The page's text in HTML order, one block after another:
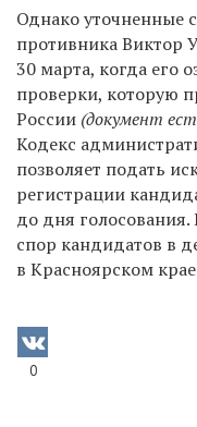
Однако уточненные
противника Виктор
30 марта, когда его
проверки, которую
России (документ
Кодекс
позволяет подать
регистрации
до дня
спор кандидатов в
в Красноярском
0